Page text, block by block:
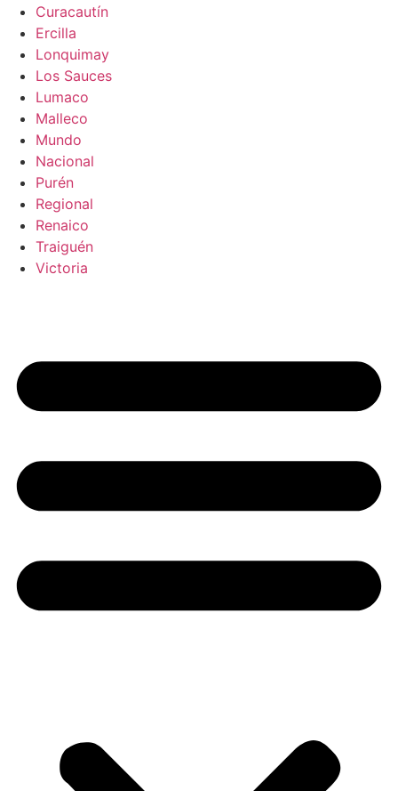
Curacautín
Ercilla
Lonquimay
Los Sauces
Lumaco
Malleco
Mundo
Nacional
Purén
Regional
Renaico
Traiguén
Victoria